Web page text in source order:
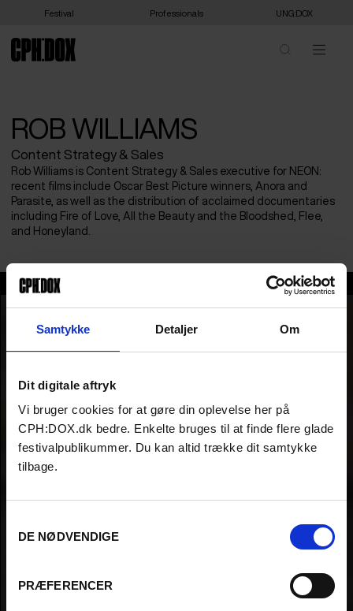
Samtykke Detaljer Om
Dit digitale aftryk
Vi bruger cookies for at gøre din oplevelse her på
CPH:DOX.dk bedre. Enkelte bruges til at finde flere glade
festivalpublikummer. Du kan altid trække dit samtykke
tilbage.
DE NØDVENDIGE
PRÆFERENCER
Festival Professionals UNG:DOX
ROB WILLIAMS
Content Strategy & Sales
Rob Williams is Content Strategy & Sales executive for NEON:
recent films include Oscar Best Picture winners, Anora and
Parasite, as well as the distribution of acclaimed documentaries
including Fire of Love, All the Beauty and the Bloodshed, Flee,
and Honeyland.
Rob Williams